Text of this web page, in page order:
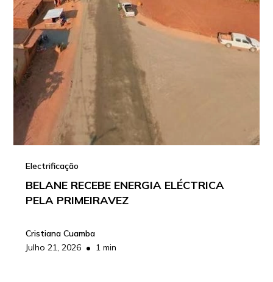
Electrificação
BELANE RECEBE ENERGIA ELÉCTRICA
PELA PRIMEIRAVEZ
Cristiana Cuamba
Julho 21, 2026 • 1 min